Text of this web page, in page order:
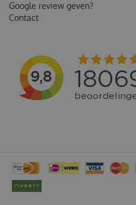
Google review geven?
Contact